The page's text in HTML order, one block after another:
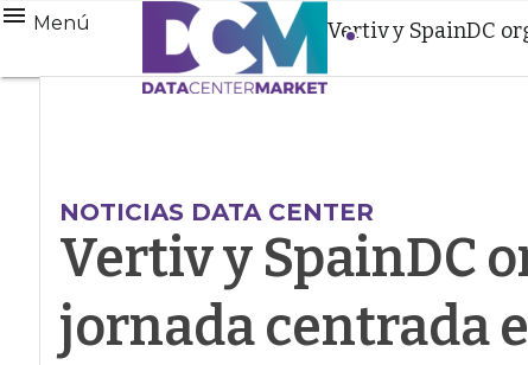
Menú Vertiv y SpainDC
NOTICIAS DATA CENTER
Vertiv y SpainDC
jornada centrada